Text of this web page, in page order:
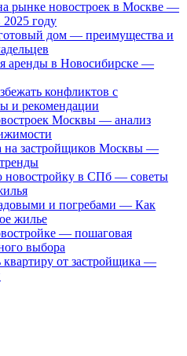
рынке новостроек в Москве —
2025 году
дом — преимущества и
аренды в Новосибирске —
конфликтов с
и рекомендации
Москвы — анализ
на застройщиков Москвы —
новостройку в СПб — советы
и погребами — Как
жилье
— пошаговая
выбора
от застройщика —